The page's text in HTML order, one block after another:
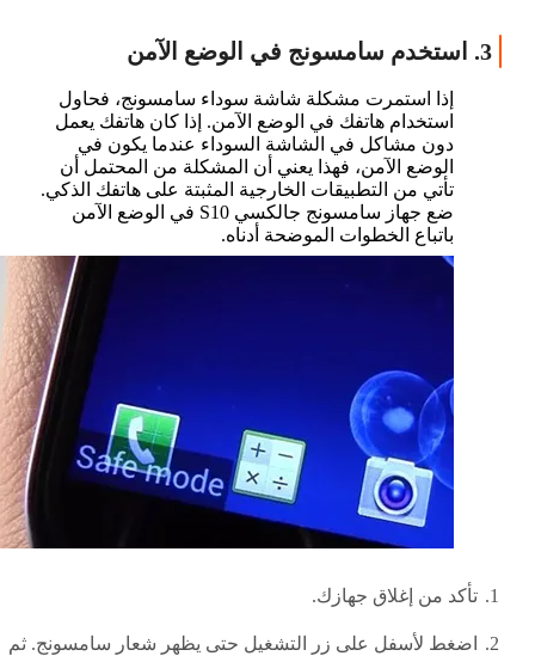
3. استخدم سامسونج في الوضع الآمن
إذا استمرت مشكلة شاشة سوداء سامسونج، فحاول
استخدام هاتفك في الوضع الآمن. إذا كان هاتفك يعمل
دون مشاكل في الشاشة السوداء عندما يكون في
الوضع الآمن، فهذا يعني أن المشكلة من المحتمل أن
تأتي من التطبيقات الخارجية المثبتة على هاتفك الذكي.
ضع جهاز سامسونج جالكسي S10 في الوضع الآمن
باتباع الخطوات الموضحة أدناه.
تأكد من إغلاق جهازك.
اضغط لأسفل على زر التشغيل حتى يظهر شعار سامسونج. ثم